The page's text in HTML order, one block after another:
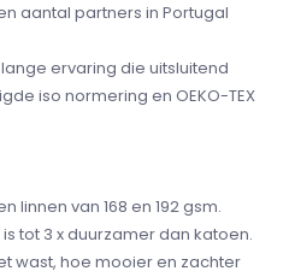
aantal partners in Portugal
ervaring die uitsluitend
iso normering en OEKO-TEX
linnen van 168 en 192 gsm.
tot 3 x duurzamer dan katoen.
wast, hoe mooier en zachter